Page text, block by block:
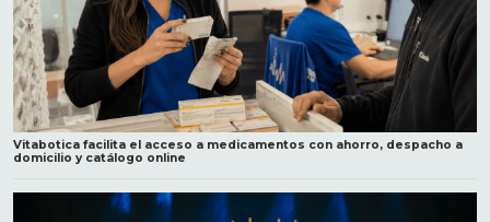
Vitabotica facilita el acceso a medicamentos con ahorro, despacho a
domicilio y catálogo online